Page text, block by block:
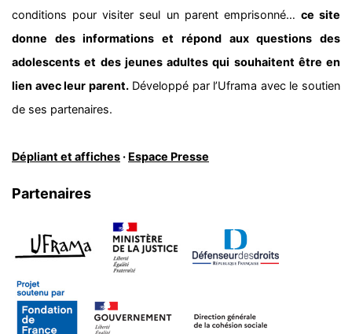
conditions pour visiter seul un parent emprisonné… ce site
donne des informations et répond aux questions des
adolescents et des jeunes adultes qui souhaitent être en
lien avec leur parent.Développé par l’Uframa avec le soutien
de ses partenaires.
Dépliant et affiches · Espace Presse
Partenaires